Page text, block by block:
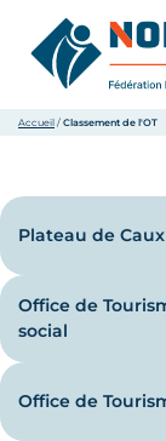
Accueil / Classement de l'OT
Plateau de
Office de
social
Office de